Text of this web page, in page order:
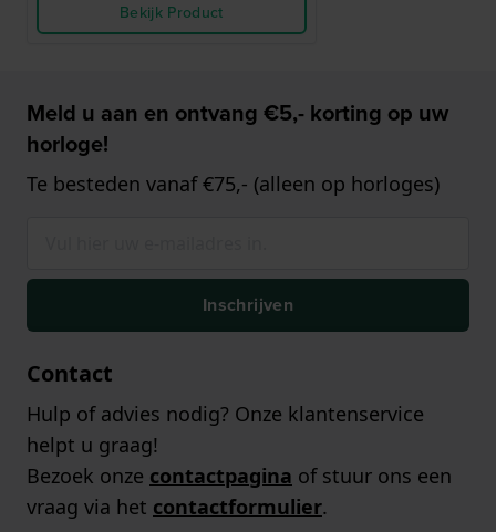
Bekijk Product
Meld u aan en ontvang €5,- korting op uw
horloge!
Te besteden vanaf €75,- (alleen op horloges)
Inschrijven
Contact
Hulp of advies nodig? Onze klantenservice
helpt u graag!
Bezoek onze contactpagina of stuur ons een
vraag via het contactformulier.